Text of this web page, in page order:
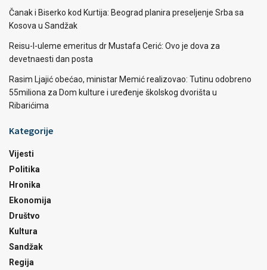
Čanak i Biserko kod Kurtija: Beograd planira preseljenje Srba sa
Kosova u Sandžak
Reisu-l-uleme emeritus dr Mustafa Cerić: Ovo je dova za
devetnaesti dan posta
Rasim Ljajić obećao, ministar Memić realizovao: Tutinu odobreno
55miliona za Dom kulture i uređenje školskog dvorišta u
Ribarićima
Kategorije
Vijesti
Politika
Hronika
Ekonomija
Društvo
Kultura
Sandžak
Regija